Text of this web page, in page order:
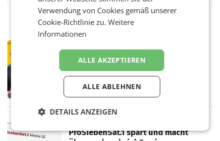
Österreichische Post: Umsatzplus im
ersten Halbjahr trotz schwachem
Briefgeschäft
WIEN Die Österreichische Post AG hat im
ersten Halbjahr 2026 einen Konzernumsatz
von 1.544,0 Mio. EUR erwirtschaftet, was
Vergleichszeitraum
ProSiebenSat.1 spart und macht
Verwendung von Cookies gemäß unserer
Cookie-Richtlinie zu.Weitere
Informationen
ALLE AKZEPTIEREN
ALLE ABLEHNEN
DETAILS ANZEIGEN